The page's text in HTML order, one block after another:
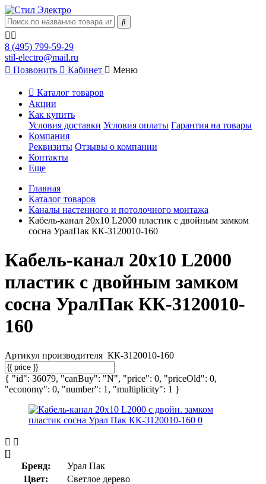
8 (495) 799-59-29
stil-electro@mail.ru
Позвонить
Кабинет Меню
Каталог товаров
Акции
Как купить
Условия доставки Условия оплаты Гарантия на товары
Компания
Реквизиты Отзывы о компании
Контакты
Еще
Главная
Каталог товаров
Каналы настенного и потолочного монтажа
Кабель-канал 20х10 L2000 пластик с двойным замком
сосна УралПак КК-3120010-160
Кабель-канал 20х10 L2000
пластик с двойным замком
сосна УралПак КК-3120010-
160
Артикул производителя КК-3120010-160
{ "id": 36079, "canBuy": "N", "price": 0, "priceOld": 0,
"economy": 0, "number": 1, "multiplicity": 1 }
[]
Бренд:
Урал Пак
Цвет:
Светлое дерево